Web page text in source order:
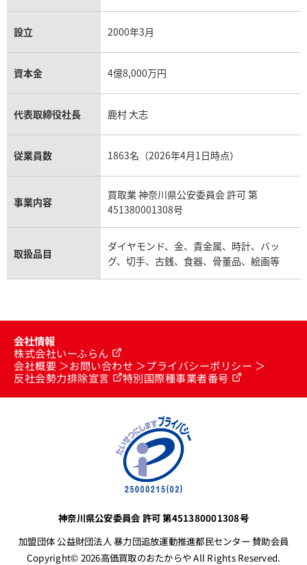
設立 2000年3月
資本金 4億8,000万円
代表取締役社長 鹿村 大志
従業員数 1863名（2026年4月1日時点）
事業内容
買取業 神奈川県公安委員会 許可 第
451380001308号
取扱品目
ダイヤモンド、金、貴金属、時計、バッ
グ、切手、古銭、食器、骨董品、絵画等
会社情報
株式会社いーふらん
会社概要
お問い合わせ
プライバシーポリシー
反社会勢力排除宣言
特別国際種事業者番号
神奈川県公安委員会 許可 第451380001308号
加盟団体 公益財団法人 暴力団追放運動推進都民センター 賛助会員
Copyright© 2026高価買取のおたからや All Rights Reserved.